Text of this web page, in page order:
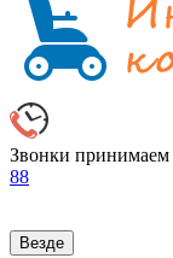
Звонки принимаем
88
Везде